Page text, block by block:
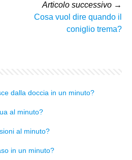
Articolo successivo →
Cosa vuol dire quando il
coniglio trema?
dalla doccia in un minuto?
al minuto?
al minuto?
in un minuto?